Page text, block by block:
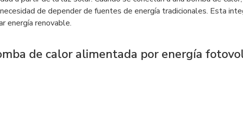
de depender de fuentes de energía tradicionales. Esta
energía renovable.
de calor alimentada por energía